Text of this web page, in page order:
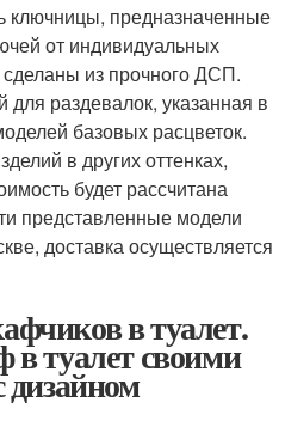
ключницы, предназначенные
от индивидуальных
из прочного ДСП.
раздевалок, указанная в
базовых расцветок.
в других оттенках,
будет рассчитана
представленные модели
доставка осуществляется
в туалет.
туалет своими